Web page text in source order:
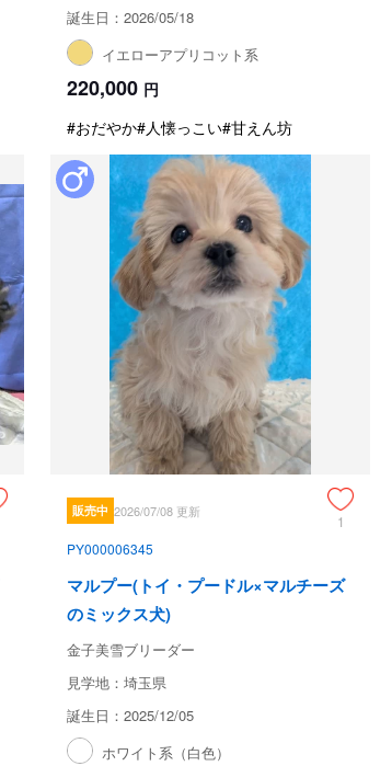
誕生日：2026/05/18
イエローアプリコット系
220,000 円
#おだやか#人懐っこい#甘えん坊
販売中 2026/07/08 更新
1
PY000006345
マルプー(トイ・プードル×マルチーズ
のミックス犬)
金子美雪ブリーダー
見学地：埼玉県
誕生日：2025/12/05
ホワイト系（白色）